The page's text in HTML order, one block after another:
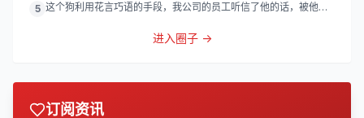
5 这个狗利用花言巧语的手段，我公司的员工听信了他的话，被他带
进入圈子 →
订阅资讯